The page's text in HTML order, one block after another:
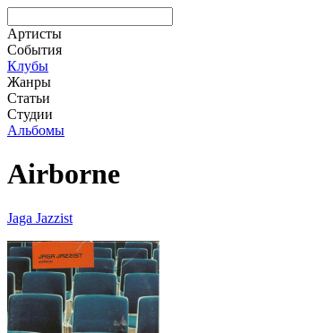
Артисты
События
Клубы
Жанры
Статьи
Студии
Альбомы
Airborne
Jaga Jazzist